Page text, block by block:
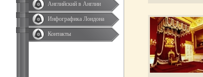
Английский в Англии
Инфографика Лондона
Контакты